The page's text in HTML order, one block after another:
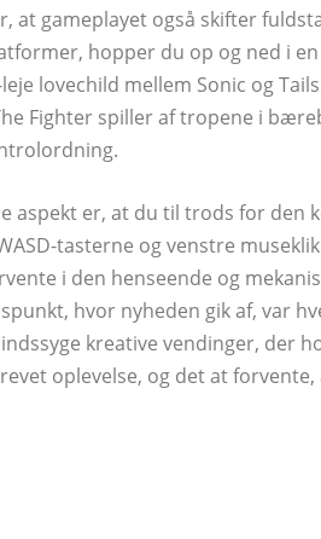
at gameplayet også skifter
hopper du op og ned i
lovechild mellem Sonic og
Fighter spiller af tropene i
aspekt er, at du til trods for den
tasterne og venstre
i den henseende og
hvor nyheden gik af, var
kreative vendinger, der
oplevelse, og det at